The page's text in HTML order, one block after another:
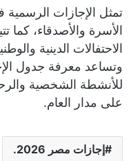
تمثل الإجازات
الأسرة والأصدقاء، كما
الاحتفالات الدينية
وتساعد معرفة جدول
للأنشطة الشخصية
على مدار العام.
إجازات مصر 2026.